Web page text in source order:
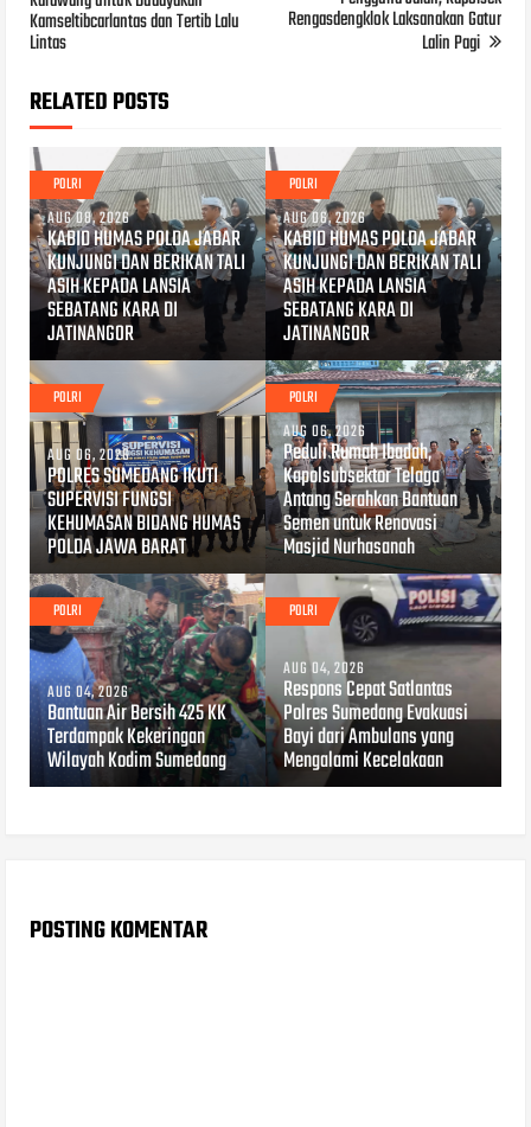
Kamseltibcarlantas dan Tertib Lalu
Lintas
Rengasdengklok Laksanakan Gatur
Lalin Pagi
RELATED POSTS
POLRI
AUG 08, 2026
KABID HUMAS POLDA JABAR
KUNJUNGI DAN BERIKAN TALI
ASIH KEPADA LANSIA
SEBATANG KARA DI
JATINANGOR
POLRI
AUG 06, 2026
KABID HUMAS POLDA JABAR
KUNJUNGI DAN BERIKAN TALI
ASIH KEPADA LANSIA
SEBATANG KARA DI
JATINANGOR
POLRI
AUG 06, 2026
POLRES SUMEDANG IKUTI
SUPERVISI FUNGSI
KEHUMASAN BIDANG HUMAS
POLDA JAWA BARAT
POLRI
AUG 06, 2026
Peduli Rumah Ibadah,
Kapolsubsektor Telaga
Antang Serahkan Bantuan
Semen untuk Renovasi
Masjid Nurhasanah
POLRI
AUG 04, 2026
Bantuan Air Bersih 425 KK
Terdampak Kekeringan
Wilayah Kodim Sumedang
POLRI
AUG 04, 2026
Respons Cepat Satlantas
Polres Sumedang Evakuasi
Bayi dari Ambulans yang
Mengalami Kecelakaan
POSTING KOMENTAR